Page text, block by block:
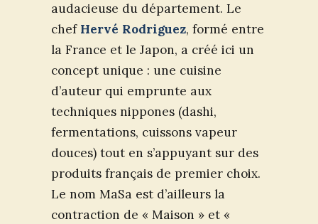
audacieuse du département. Le
chef Hervé Rodriguez, formé entre
la France et le Japon, a créé ici un
concept unique : une cuisine
d’auteur qui emprunte aux
techniques nippones (dashi,
fermentations, cuissons vapeur
douces) tout en s’appuyant sur des
produits français de premier choix.
Le nom MaSa est d’ailleurs la
contraction de « Maison » et «